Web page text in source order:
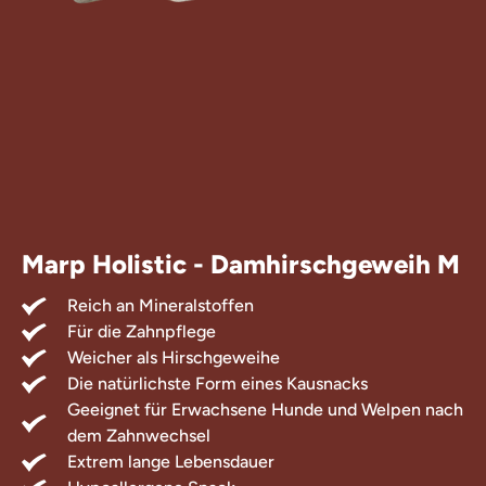
Marp Holistic - Damhirschgeweih M
Reich an Mineralstoffen
Für die Zahnpflege
Weicher als Hirschgeweihe
Die natürlichste Form eines Kausnacks
Geeignet für Erwachsene Hunde und Welpen nach
dem Zahnwechsel
Extrem lange Lebensdauer